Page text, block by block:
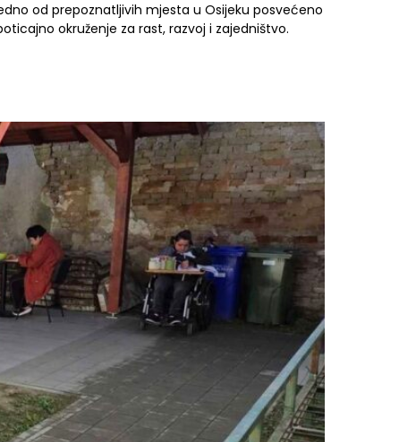
od prepoznatljivih mjesta u Osijeku posvećeno
okruženje za rast, razvoj i zajedništvo.